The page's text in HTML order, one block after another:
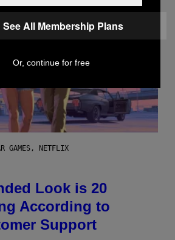
GAMES, NETFLIX
Look is 20
According to
Support
See All Membership Plans
Or, continue for free